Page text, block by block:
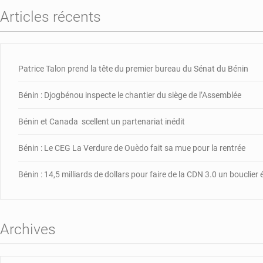
Articles récents
Patrice Talon prend la tête du premier bureau du Sénat du Bénin
Bénin : Djogbénou inspecte le chantier du siège de l’Assemblée
Bénin et Canada scellent un partenariat inédit
Bénin : Le CEG La Verdure de Ouèdo fait sa mue pour la rentrée
Bénin : 14,5 milliards de dollars pour faire de la CDN 3.0 un bouclier
Archives